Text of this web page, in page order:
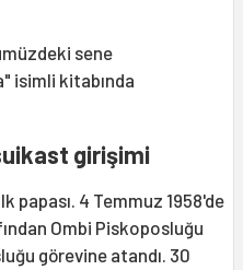
sene
isimli kitabında
girişimi
papası. 4 Temmuz 1958'de
Ombi Piskoposluğu
görevine atandı. 30